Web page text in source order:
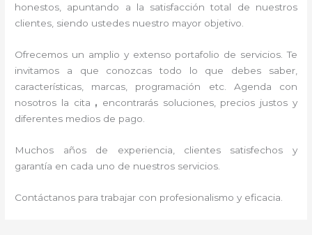
honestos, apuntando a la satisfacción total de nuestros
clientes, siendo ustedes nuestro mayor objetivo.
Ofrecemos un amplio y extenso portafolio de servicios. Te
invitamos a que conozcas todo lo que debes saber,
características, marcas, programación etc. Agenda con
nosotros la cita , encontrarás soluciones, precios justos y
diferentes medios de pago.
Muchos años de experiencia, clientes satisfechos y
garantía en cada uno de nuestros servicios.
Contáctanos para trabajar con profesionalismo y eficacia.